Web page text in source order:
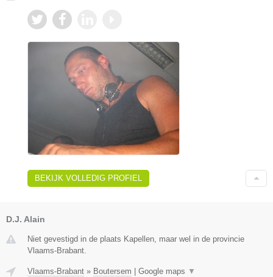
BEKIJK VOLLEDIG PROFIEL
D.J. Alain
Niet gevestigd in de plaats Kapellen, maar wel in de provincie
Vlaams-Brabant.
Vlaams-Brabant » Boutersem Google maps ▼